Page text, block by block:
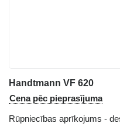
Handtmann VF 620
Cena pēc pieprasījuma
Rūpniecības aprīkojums -